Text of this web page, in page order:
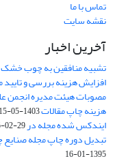
تماس با ما
نقشه سایت
آخرین اخبار
تشبیه منافقین به چوب
افزایش هزینه بررسی و تایید
مصوبات هیئت مدیره انجمن
هزینه چاپ مقالات1403-05-15
ایندکس شده مجله در DOAJ02-29
تبدیل دوره چاپ مجله صنایع
1395-01-16